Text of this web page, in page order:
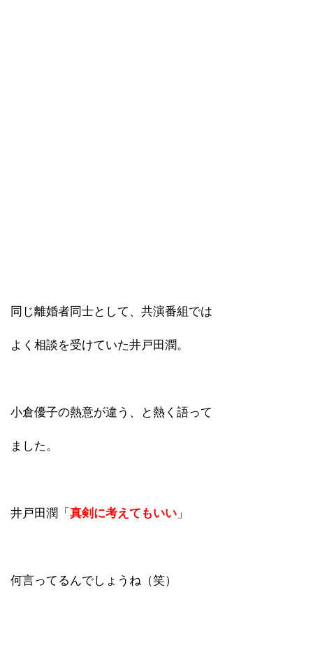
同じ離婚者同士として、共演番組では
よく相談を受けていた井戸田潤。
小倉優子の熱意が違う、と熱く語って
ました。
井戸田潤「 真剣に考えてもいい 」
何言ってるんでしょうね（笑）